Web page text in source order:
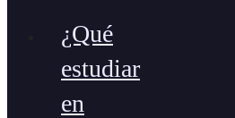
¿Qué
estudiar
en